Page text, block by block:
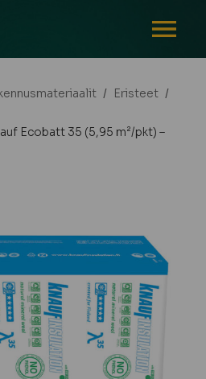
/ Eristeet /
Ecobatt 35 (5,95 m²/pkt) –